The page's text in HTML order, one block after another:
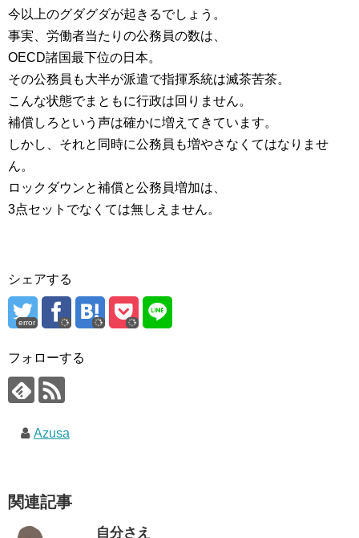
今以上のグダグダが起きるでしょう。
事実、労働者当たりの公務員の数は、
OECD諸国最下位の日本。
その公務員も大半が派遣で指揮系統は滅茶苦茶。
こんな状態でまともに行政は回りません。
補償しろという声は確かに増えてきています。
しかし、それと同時に公務員も増やさなくてはなりませ
ん。
ロックダウンと補償と公務員増加は、
3点セットでなくては無しえません。
シェアする
error
フォローする
Azusa
関連記事
自分さえ